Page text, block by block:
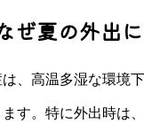
ぜ夏の外出
、高温多湿な環境
す。特に外出時は